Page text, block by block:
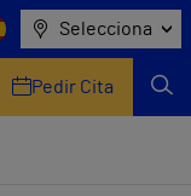
Selecciona
Pedir Cita